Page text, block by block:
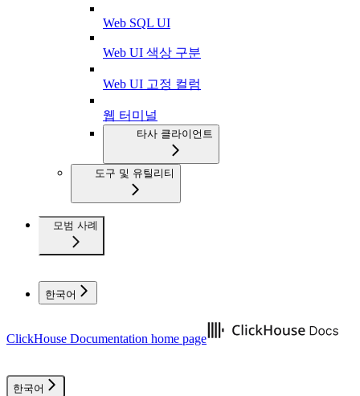
Web SQL UI
Web UI 색상 구분
Web UI 고정 컬럼
웹 터미널
타사 클라이언트
도구 및 유틸리티
모범 사례
한국어
ClickHouse Documentation home page
한국어